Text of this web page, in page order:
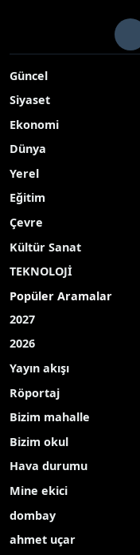
Güncel
Siyaset
Ekonomi
Dünya
Yerel
Eğitim
Çevre
Kültür Sanat
TEKNOLOJİ
Popüler Aramalar
2027
2026
Yayın akışı
Röportaj
Bizim mahalle
Bizim okul
Hava durumu
Mine ekici
dombay
ahmet uçar